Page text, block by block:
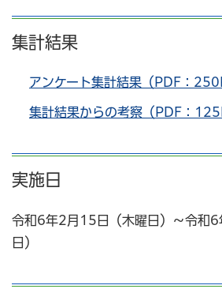
集計結果
アンケート集計結果（PDF：
集計結果からの考察（PDF：
実施日
令和6年2月15日（木曜日）～令和
日）